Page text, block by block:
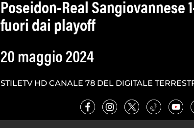
Poseidon-Real Sangiovannese
fuori dai playoff
20 maggio 2024
STILETV HD CANALE 78 DEL DIGITALE